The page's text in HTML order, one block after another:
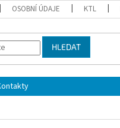
OSOBNÍ ÚDAJE KTL
HLEDAT